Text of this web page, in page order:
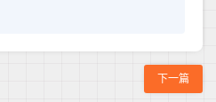
下一篇